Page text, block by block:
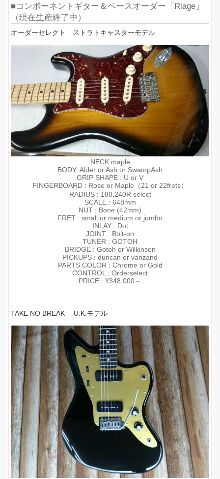
コンポーネントギター＆ベースオーダー「Riage」
（現在生産終了中）
オーダーセレクト ストラトキャスターモデル
NECK:maple
BODY: Alder or Ash or SwampAsh
GRIP SHAPE : U or V
FINGERBOARD : Rose or Maple（21 or 22frets）
RADIUS : 180,240R select
SCALE : 648mm
NUT : Bone (42mm)
FRET : small or medium or jumbo
INLAY : Dot
JOINT : Bolt-on
TUNER : GOTOH
BRIDGE : Gotoh or Wilkinson
PICKUPS : duncan or vanzand
PARTS COLOR : Chrome or Gold
CONTROL : Orderselect
PRICE : ¥348,000～
TAKE NO BREAK U.K.モデル